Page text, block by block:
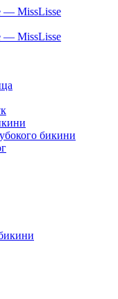
бикини